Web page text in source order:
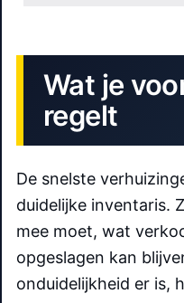
Wat je
regelt
De snelste
duidelijke inventaris.
mee moet, wat
opgeslagen kan
onduidelijkheid er is,